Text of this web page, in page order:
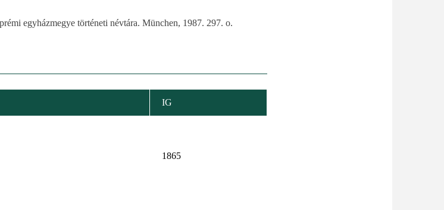
egyházmegye történeti névtára. München, 1987. 297. o.
IG
1865